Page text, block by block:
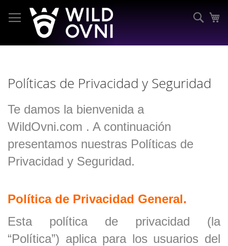
al
contenido
Políticas de Privacidad y Seguridad
Te damos la bienvenida a
WildOvni.com . A continuación
presentamos nuestras Políticas de
Privacidad y Seguridad.
Política de Privacidad General.
Esta política de privacidad (la
“Política”) aplica para los usuarios del